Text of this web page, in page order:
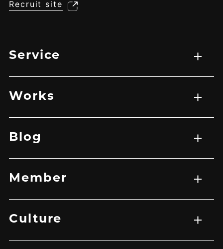
Recruit site
Service
サービス一覧
WEB制作
映像制作
広告マーケティング戦略
アプリ開発
Works
実績一覧
EC
HP
LP
グラフィック
その他
バナー
映像
Blog
記事一覧
Member
メンバー一覧
Culture
トップ
企業理念
メッセージ